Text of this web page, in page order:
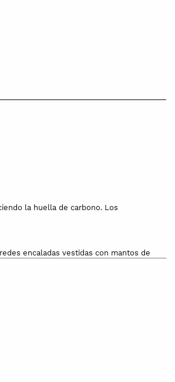
la huella de carbono. Los
encaladas vestidas con mantos de
el horno.